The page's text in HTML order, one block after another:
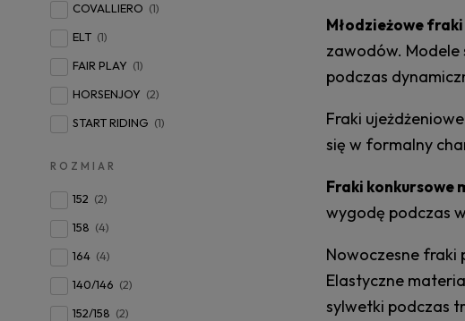
COVALLIERO (1)
ELT (1)
FAIR PLAY (1)
HORSENJOY (2)
START RIDING (1)
ROZMIAR
152 (2)
158 (4)
164 (4)
140/146 (2)
152/158 (2)
Młodzieżowe
zawodów.
podczas
Fraki
się w formalny
Fraki konkursowe
wygodę podczas
Nowoczesne fraki
Elastyczne
sylwetki podczas